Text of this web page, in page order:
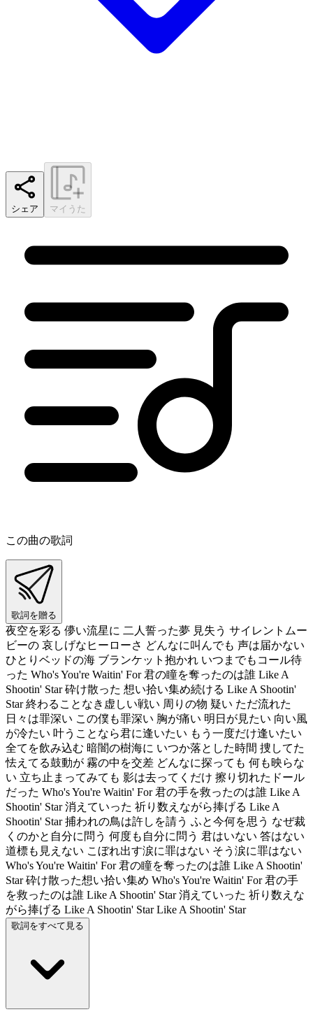
シェア マイうた
この曲の歌詞
歌詞を贈る
夜空を彩る 儚い流星に 二人誓った夢 見失う サイレントムー
ビーの 哀しげなヒーローさ どんなに叫んでも 声は届かない
ひとりベッドの海 ブランケット抱かれ いつまでもコール待
った Who's You're Waitin' For 君の瞳を奪ったのは誰 Like A
Shootin' Star 砕け散った 想い拾い集め続ける Like A Shootin'
Star 終わることなき虚しい戦い 周りの物 疑い ただ流れた
日々は罪深い この僕も罪深い 胸が痛い 明日が見たい 向い風
が冷たい 叶うことなら君に逢いたい もう一度だけ逢いたい
全てを飲み込む 暗闇の樹海に いつか落とした時間 捜してた
怯えてる鼓動が 霧の中を交差 どんなに探っても 何も映らな
い 立ち止まってみても 影は去ってくだけ 擦り切れたドール
だった Who's You're Waitin' For 君の手を救ったのは誰 Like A
Shootin' Star 消えていった 祈り数えながら捧げる Like A
Shootin' Star 捕われの鳥は許しを請う ふと今何を思う なぜ裁
くのかと自分に問う 何度も自分に問う 君はいない 答はない
道標も見えない こぼれ出す涙に罪はない そう涙に罪はない
Who's You're Waitin' For 君の瞳を奪ったのは誰 Like A Shootin'
Star 砕け散った想い拾い集め Who's You're Waitin' For 君の手
を救ったのは誰 Like A Shootin' Star 消えていった 祈り数えな
がら捧げる Like A Shootin' Star Like A Shootin' Star
歌詞をすべて見る